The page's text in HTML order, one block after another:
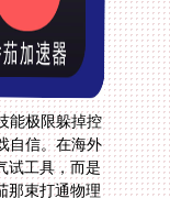
能极限躲掉控
自信。在海外
试工具，而是
那束打通物理